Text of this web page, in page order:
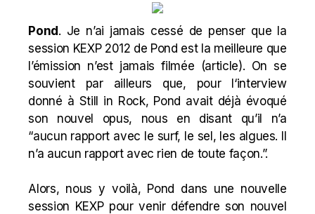
Pond . Je n’ai jamais cessé de penser que la
session KEXP 2012 de Pond est la meilleure que
l’émission n’est jamais filmée (article). On se
souvient par ailleurs que, pour l ‘interview
donné à Still in Rock, Pond avait déjà évoqué
son nouvel opus, nous en disant qu’il n’a
“aucun rapport avec le surf, le sel, les algues. Il
n’a aucun rapport avec rien de toute façon.”.
Alors, nous y voilà, Pond dans une nouvelle
session KEXPpour venir défendre son nouvel